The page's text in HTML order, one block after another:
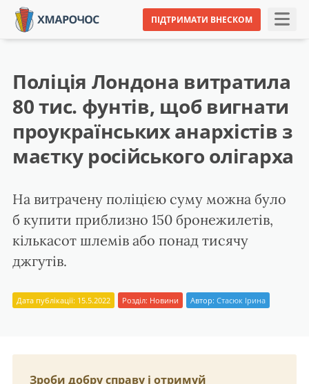
ПІДТРИМАТИ ВНЕСКОМ
Поліція Лондона витратила
80 тис. фунтів, щоб вигнати
проукраїнських анархістів з
маєтку російського олігарха
На витрачену поліцією суму можна було
б купити приблизно 150 бронежилетів,
кількасот шлемів або понад тисячу
джгутів.
Дата публікації: 15.5.2022 Розділ: Новини Автор: Стасюк Ірина
Зроби добру справу і отримуй